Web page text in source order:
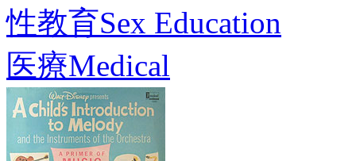
性教育Sex Education
医療Medical